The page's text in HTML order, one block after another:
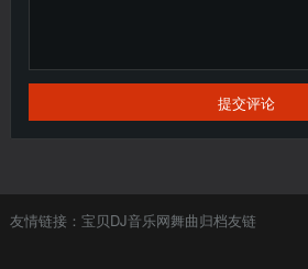
提交评论
友情链接： 宝贝DJ音乐网舞曲归档友链